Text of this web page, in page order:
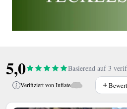
5,0 Basierend auf 3
Verifiziert von Inflate